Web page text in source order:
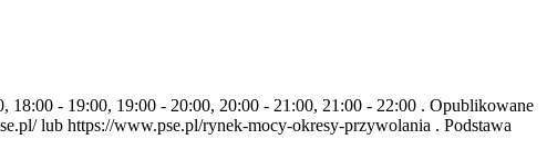
18:00 - 19:00, 19:00 - 20:00, 20:00 - 21:00, 21:00 - 22:00 . Opublikowane
lub https://www.pse.pl/rynek-mocy-okresy-przywolania . Podstawa